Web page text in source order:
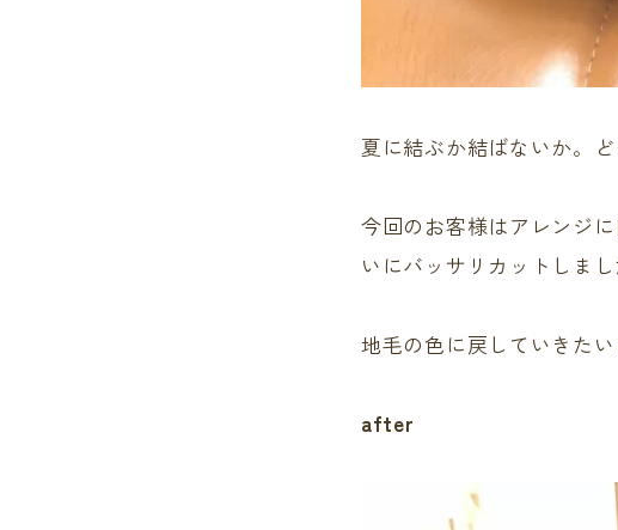
夏に結ぶか結ばないか。
今回のお客様はアレンジ
いにバッサリカットしまし
地毛の色に戻していきた
after